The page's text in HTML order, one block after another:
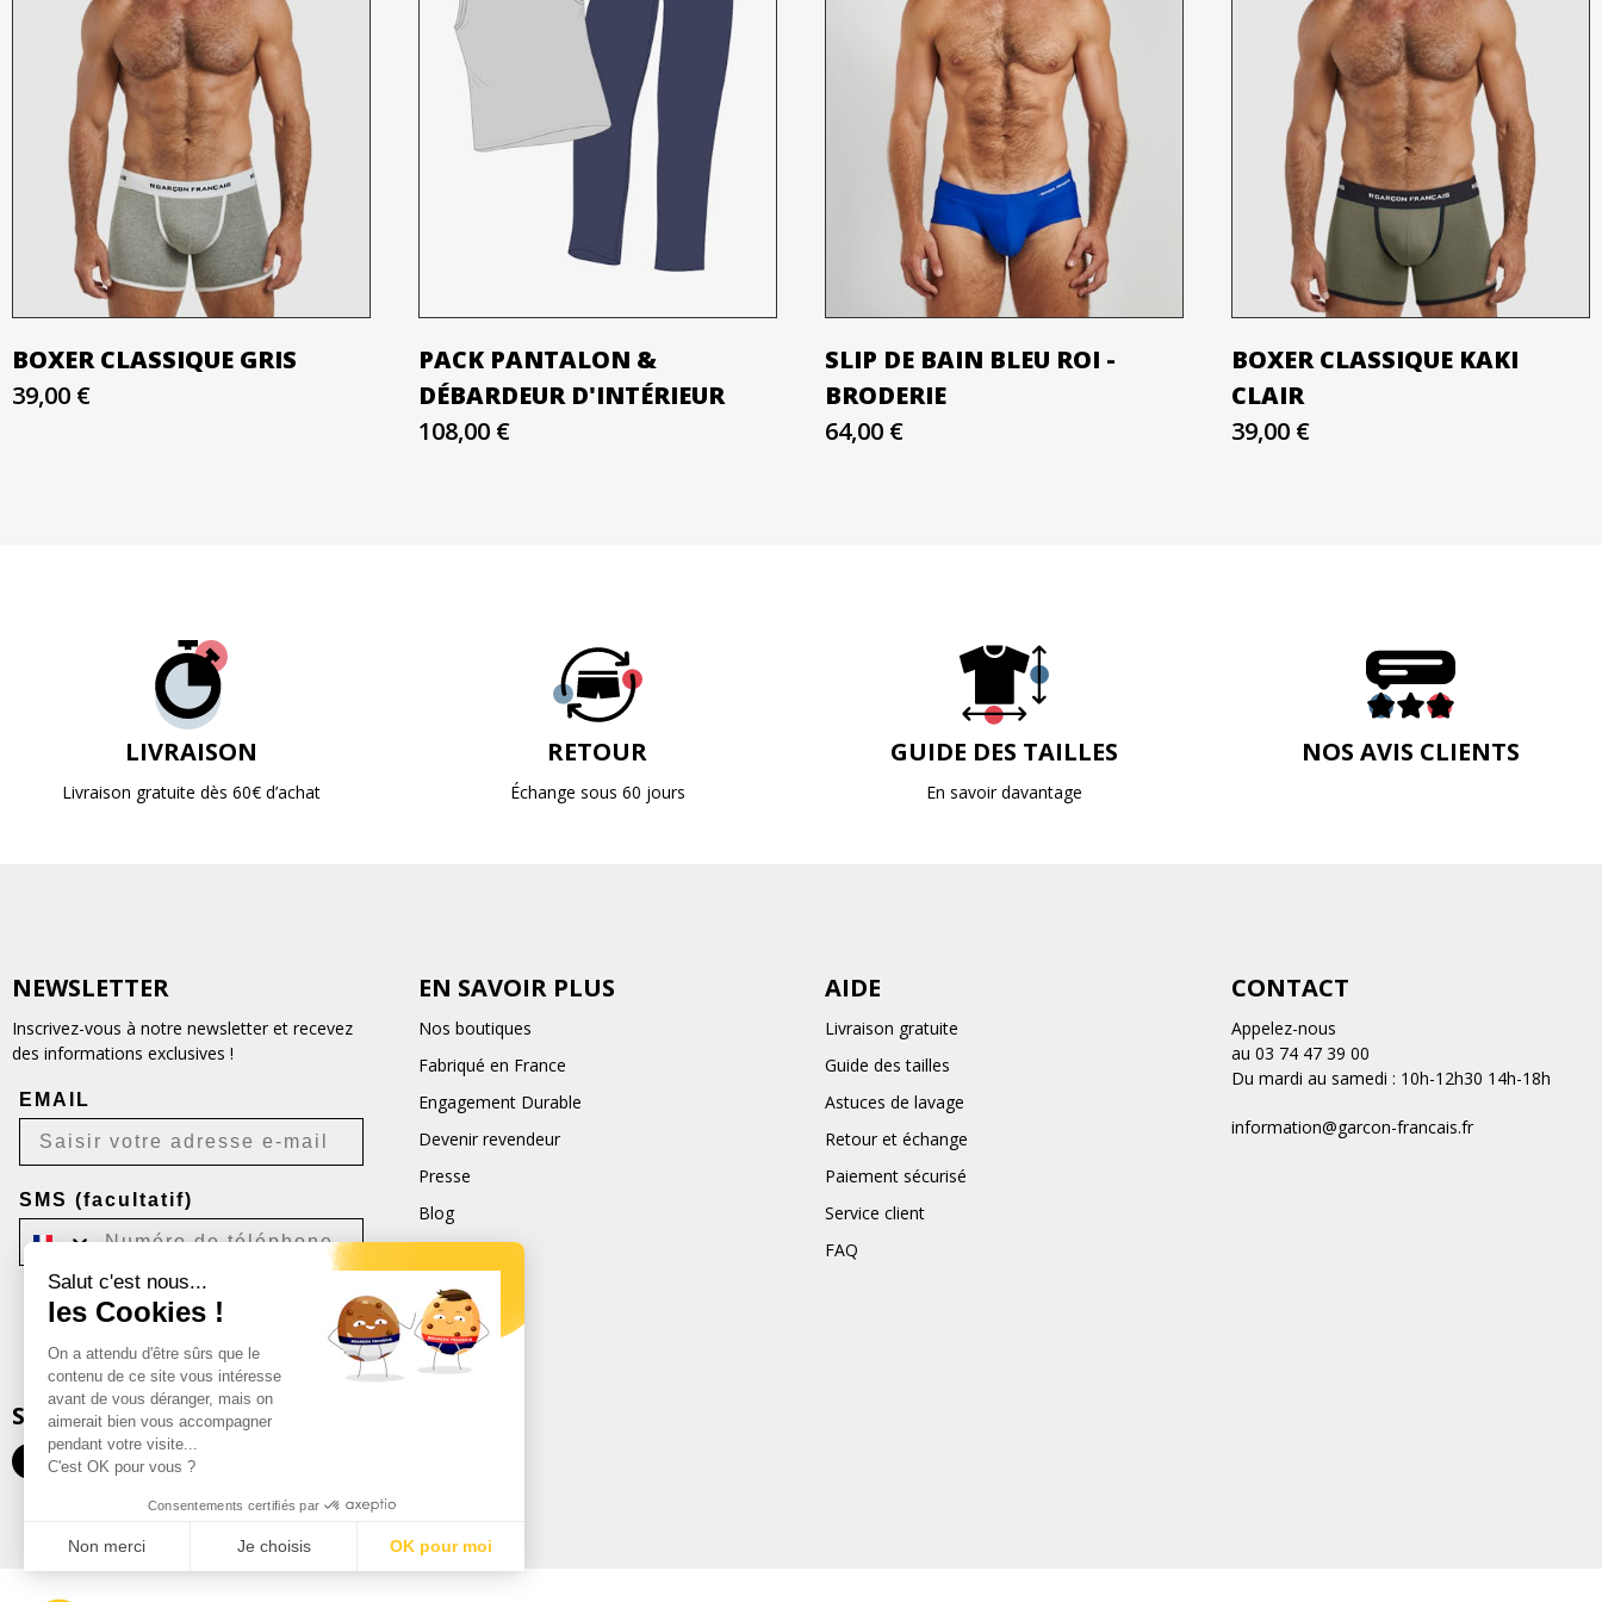
BOXER CLASSIQUE GRIS
39,00 €
PACK PANTALON &
DÉBARDEUR D'INTÉRIEUR
108,00 €
SLIP DE BAIN BLEU ROI -
BRODERIE
64,00 €
BOXER CLASSIQUE KAKI
CLAIR
39,00 €
LIVRAISON
Livraison gratuite dès 60€ d’achat
RETOUR
Échange sous 60 jours
GUIDE DES TAILLES
En savoir davantage
NOS AVIS CLIENTS
NEWSLETTER
Inscrivez-vous à notre newsletter et recevez
des informations exclusives !
EMAIL
SMS (facultatif)
Je m'inscris
Désabonnement possible à tout moment.
SUIVEZ-NOUS
EN SAVOIR PLUS
Nos boutiques
Fabriqué en France
Engagement Durable
Devenir revendeur
Presse
Blog
CGV
CGU
AIDE
Livraison gratuite
Guide des tailles
Astuces de lavage
Retour et échange
Paiement sécurisé
Service client
FAQ
CONTACT
Appelez-nous
au 03 74 47 39 00
Du mardi au samedi : 10h-12h30 14h-18h
information@garcon-francais.fr
Salut c'est nous...
les Cookies !
On a attendu d'être sûrs que le
contenu de ce site vous intéresse
avant de vous déranger, mais on
aimerait bien vous accompagner
pendant votre visite...
C'est OK pour vous ?
Consentements certifiés par
Non merci Je choisis OK pour moi